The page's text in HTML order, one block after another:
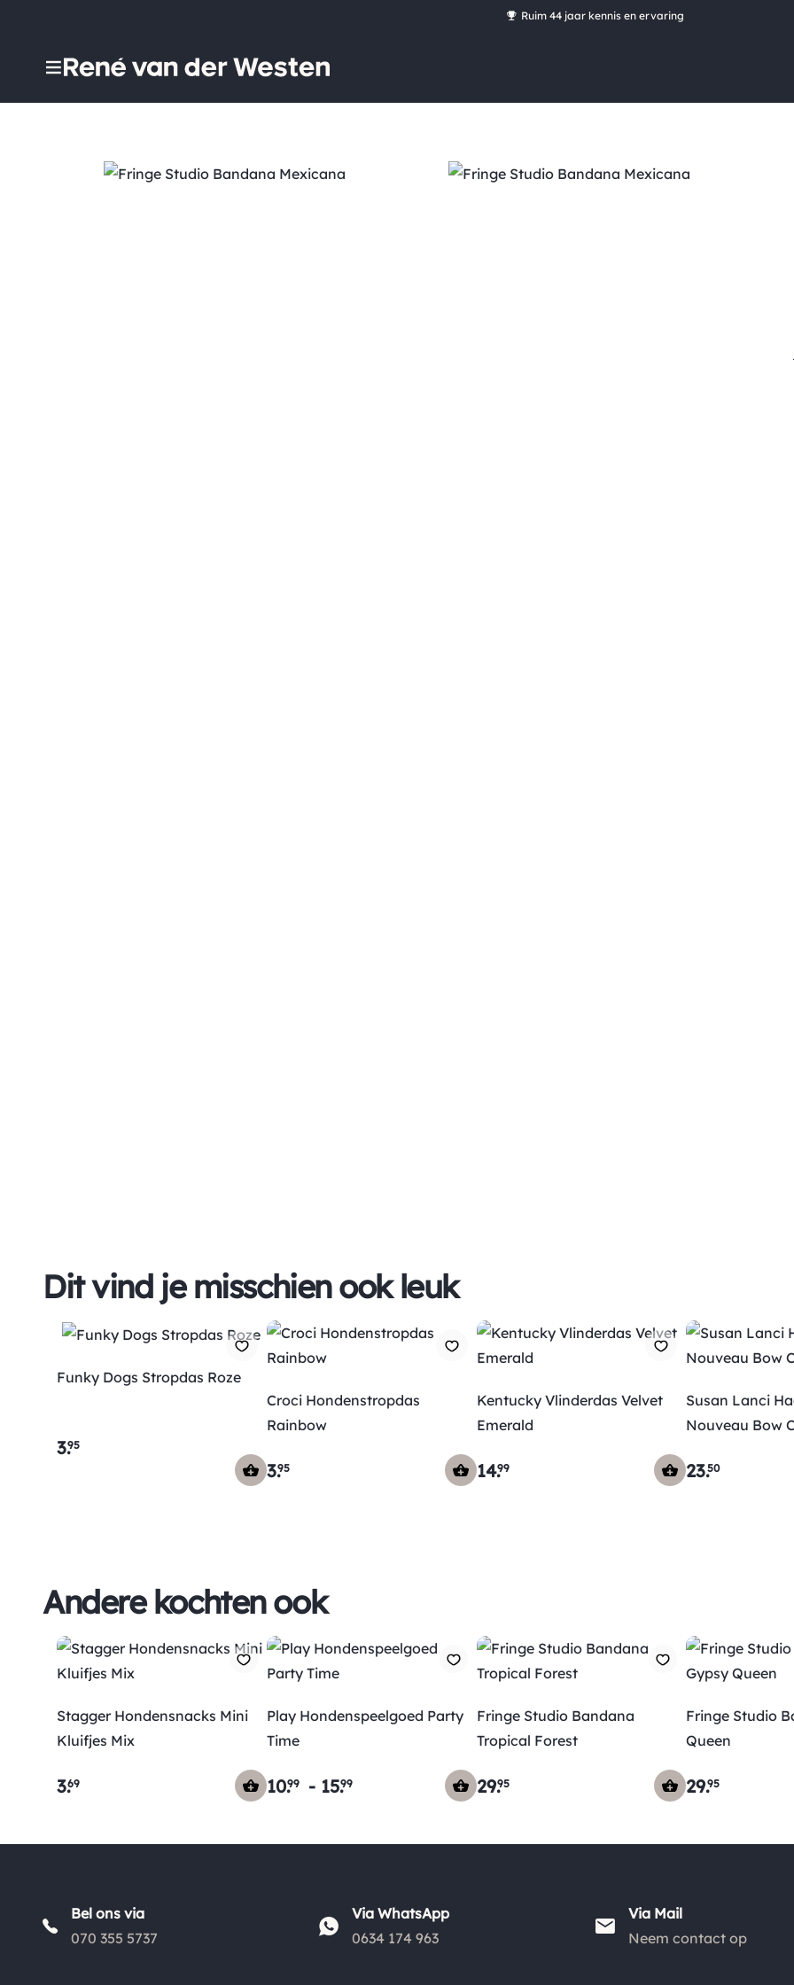
Ruim 44 jaar kennis en ervaring
Dit vind je misschien ook leuk
Funky Dogs Stropdas Roze
3.95
Croci Hondenstropdas
Rainbow
3.95
Kentucky Vlinderdas Velvet
Emerald
14.99
Susan Lanci
Nouveau Bow
23.50
Andere kochten ook
Stagger Hondensnacks Mini
Kluifjes Mix
3.69
Play Hondenspeelgoed Party
Time
10.99 - 15.99
Fringe Studio Bandana
Tropical Forest
29.95
Fringe Studio
Queen
29.95
Bel ons via
070 355 5737
Via WhatsApp
0634 174 963
Via Mail
Neem contact op